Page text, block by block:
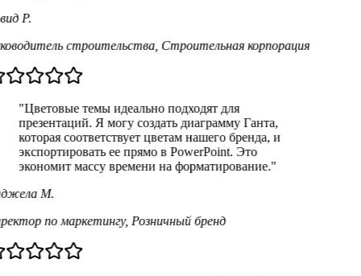
Р.
строительства, Строительная корпорация
"Цветовые темы идеально подходят для
презентаций. Я могу создать диаграмму Ганта,
которая соответствует цветам нашего бренда, и
экспортировать ее прямо в PowerPoint. Это
экономит массу времени на форматирование."
М.
по маркетингу, Розничный бренд